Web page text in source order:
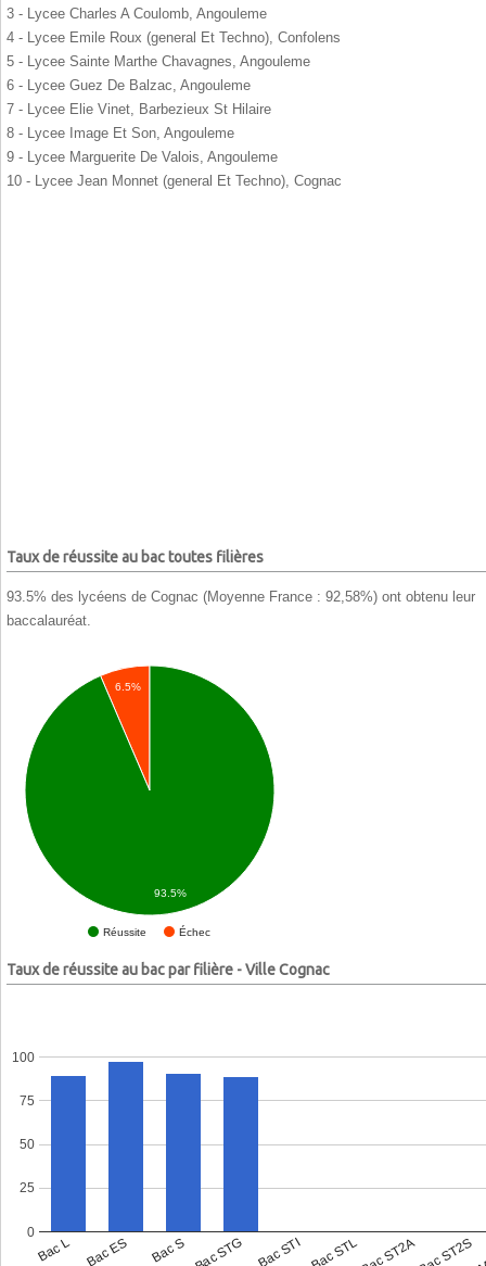
3 - Lycee Charles A Coulomb, Angouleme
4 - Lycee Emile Roux (general Et Techno), Confolens
5 - Lycee Sainte Marthe Chavagnes, Angouleme
6 - Lycee Guez De Balzac, Angouleme
7 - Lycee Elie Vinet, Barbezieux St Hilaire
8 - Lycee Image Et Son, Angouleme
9 - Lycee Marguerite De Valois, Angouleme
10 - Lycee Jean Monnet (general Et Techno), Cognac
Taux de réussite au bac toutes filières
93.5% des lycéens de Cognac (Moyenne France : 92,58%) ont obtenu leur
baccalauréat.
Réussite Échec
6.5%
93.5%
Taux de réussite au bac par filière - Ville Cognac
Bac L Bac ES Bac S Bac STG Bac STI Bac STLBac ST2ABac ST2S
0
25
50
75
100